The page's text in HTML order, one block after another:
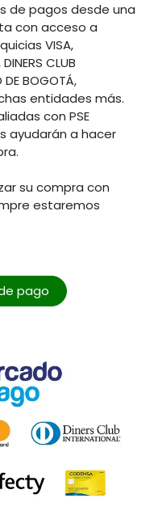
de pagos desde una
con acceso a
VISA,
CLUB
DE BOGOTÁ,
entidades más.
con PSE
ayudarán a hacer
su compra con
estaremos
pago